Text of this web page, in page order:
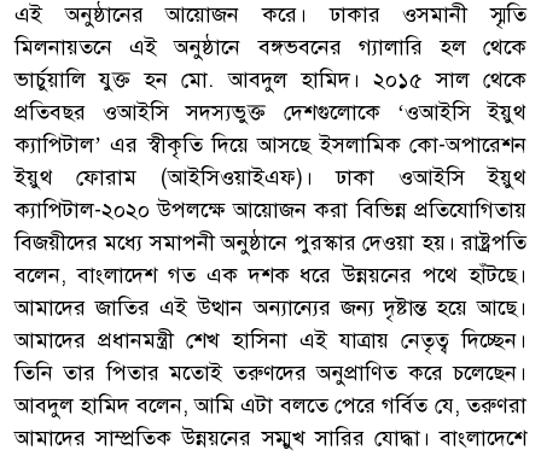
এই অনুষ্ঠানের আয়োজন করে। ঢাকার ওসমানী স্মৃতি
মিলনায়তনে এই অনুষ্ঠানে বঙ্গভবনের গ্যালারি হল থেকে
ভার্চুয়ালি যুক্ত হন মো. আবদুল হামিদ। ২০১৫ সাল থেকে
প্রতিবছর ওআইসি সদস্যভুক্ত দেশগুলোকে ‘ওআইসি ইয়ুথ
ক্যাপিটাল’ এর স্বীকৃতি দিয়ে আসছে ইসলামিক কো-অপারেশন
ইয়ুথ ফোরাম (আইসিওয়াইএফ)। ঢাকা ওআইসি ইয়ুথ
ক্যাপিটাল-২০২০ উপলক্ষে আয়োজন করা বিভিন্ন প্রতিযোগিতায়
বিজয়ীদের মধ্যে সমাপনী অনুষ্ঠানে পুরস্কার দেওয়া হয়। রাষ্ট্রপতি
বলেন, বাংলাদেশ গত এক দশক ধরে উন্নয়নের পথে হাঁটছে।
আমাদের জাতির এই উত্থান অন্যান্যের জন্য দৃষ্টান্ত হয়ে আছে।
আমাদের প্রধানমন্ত্রী শেখ হাসিনা এই যাত্রায় নেতৃত্ব দিচ্ছেন।
তিনি তার পিতার মতোই তরুণদের অনুপ্রাণিত করে চলেছেন।
আবদুল হামিদ বলেন, আমি এটা বলতে পেরে গর্বিত যে, তরুণরা
আমাদের সাম্প্রতিক উন্নয়নের সম্মুখ সারির যোদ্ধা। বাংলাদেশে